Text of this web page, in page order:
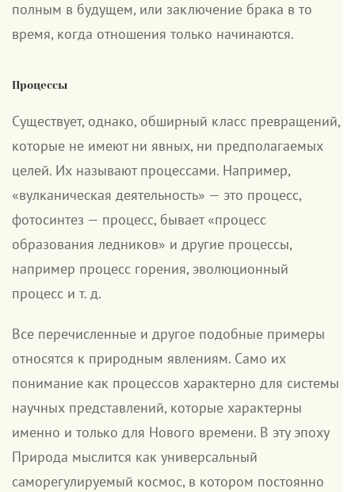
полным в будущем, или заключение брака в то
время, когда отношения только начинаются.
Процессы
Существует, однако, обширный класс превращений,
которые не имеют ни явных, ни предполагаемых
целей. Их называют процессами. Например,
«вулканическая деятельность» — это процесс,
фотосинтез — процесс, бывает «процесс
образования ледников» и другие процессы,
например процесс горения, эволюционный
процесс и т. д.
Все перечисленные и другое подобные примеры
относятся к природным явлениям. Само их
понимание как процессов характерно для системы
научных представлений, которые характерны
именно и только для Нового времени. В эту эпоху
Природа мыслится как универсальный
саморегулируемый космос, в котором постоянно